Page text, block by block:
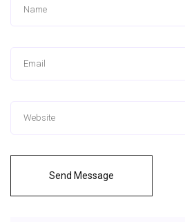
Send Message